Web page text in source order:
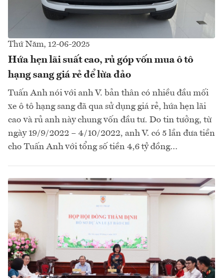
Thứ Năm, 12-06-2025
Hứa hẹn lãi suất cao, rủ góp vốn mua ô tô
hạng sang giá rẻ để lừa đảo
Tuấn Anh nói với anh V. bản thân có nhiều đầu mối
xe ô tô hạng sang đã qua sử dụng giá rẻ, hứa hẹn lãi
cao và rủ anh này chung vốn đầu tư. Do tin tưởng, từ
ngày 19/9/2022 – 4/10/2022, anh V. có 5 lần đưa tiền
cho Tuấn Anh với tổng số tiền 4,6 tỷ đồng...